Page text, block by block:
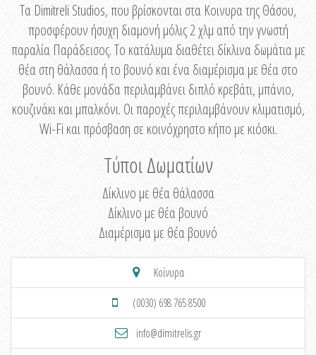
Τα Dimitreli Studios, που βρίσκονται στα Κοινυρα της Θάσου,
προσφέρουν ήσυχη διαμονή μόλις 2 χλμ από την γνωστή
παραλία Παράδεισος. Το κατάλυμα διαθέτει δίκλινα δωμάτια με
θέα στη θάλασσα ή το βουνό και ένα διαμέρισμα με θέα στο
βουνό. Κάθε μονάδα περιλαμβάνει διπλό κρεβάτι, μπάνιο,
κουζινάκι και μπαλκόνι. Οι παροχές περιλαμβάνουν κλιματισμό,
Wi-Fi και πρόσβαση σε κοινόχρηστο κήπο με κιόσκι.
Τύποι Δωματίων
Δίκλινο με θέα θάλασσα
Δίκλινο με θέα βουνό
Διαμέρισμα με θέα βουνό
Κοίνυρα
(0030) 698 765 8500
info@dimitrelis.gr